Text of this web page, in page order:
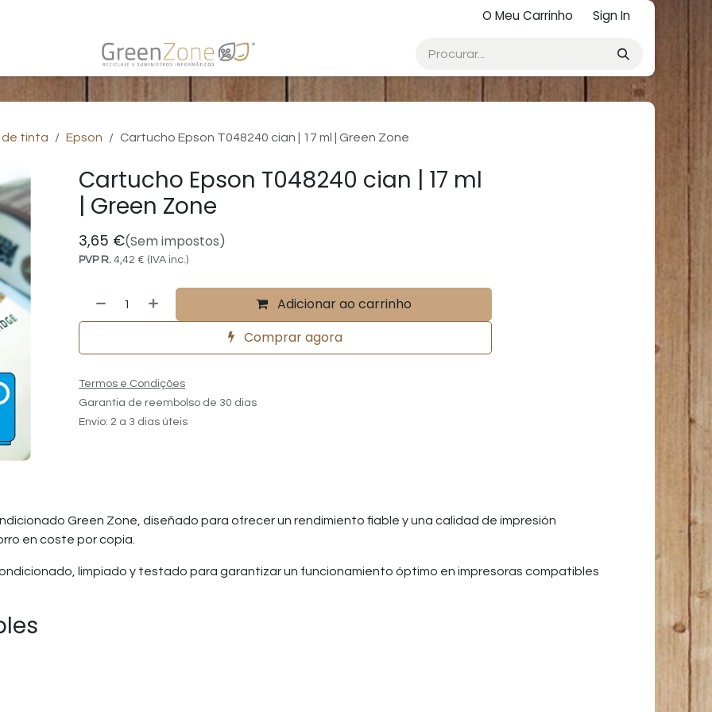
O Meu Carrinho Sign In
de tinta Epson Cartucho Epson T048240 cian | 17 ml | Green Zone
Cartucho Epson T048240 cian | 17 ml
| Green Zone
3,65 €(Sem impostos)
PVP R. 4,42 € (IVA inc.)
Adicionar ao carrinho
Comprar agora
Termos e Condições
Garantia de reembolso de 30 dias
Envio: 2 a 3 dias úteis
Green Zone, diseñado para ofrecer un rendimiento fiable y una calidad de impresión
en coste por copia.
limpiado y testado para garantizar un funcionamiento óptimo en impresoras compatibles